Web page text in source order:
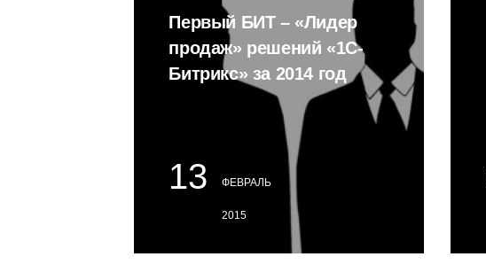
Первый БИТ – «Лидер
продаж» решений «1С-
Битрикс» за 2014 год
13 ФЕВРАЛЬ
2015
Мы скоро
свяжемся